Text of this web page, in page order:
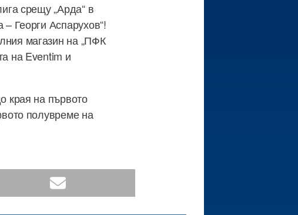
срещу „Арда“ в
Георги Аспарухов“!
магазин на „ПФК
на Eventim и
края на първото
полувреме на